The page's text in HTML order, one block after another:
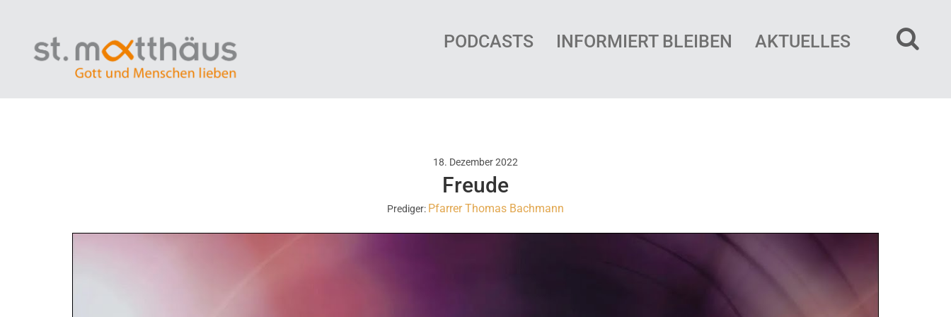
PODCASTS INFORMIERT BLEIBEN AKTUELLES
18. Dezember 2022
Freude
Prediger: Pfarrer Thomas Bachmann